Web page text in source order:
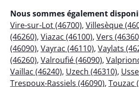
Nous sommes également
Vire-sur-Lot (46700), Villesèque
(46260), Viazac (46100), Vers
(46090), Vayrac (46110), Vaylats
(46260), Valroufié (46090),
Vaillac (46240), Uzech (46310),
Trespoux-Rassiels (46090), Touzac